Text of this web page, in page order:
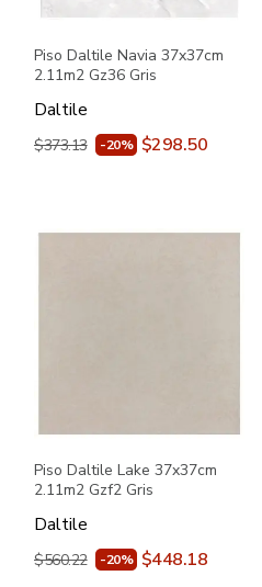
Piso Daltile Navia 37x37cm
2.11m2 Gz36 Gris
Daltile
$373.13 -20% $298.50
Piso Daltile Lake 37x37cm
2.11m2 Gzf2 Gris
Daltile
$560.22 -20% $448.18